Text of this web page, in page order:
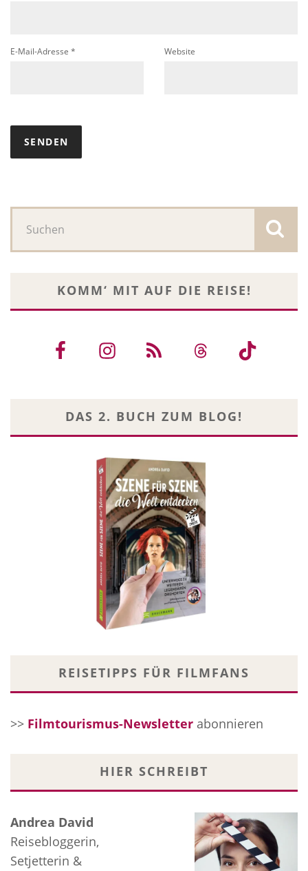
E-Mail-Adresse * Website
KOMM‘ MIT AUF DIE REISE!
DAS 2. BUCH ZUM BLOG!
REISETIPPS FÜR FILMFANS
>> Filmtourismus-Newsletter abonnieren
HIER SCHREIBT
Andrea David
Reisebloggerin,
Setjetterin &